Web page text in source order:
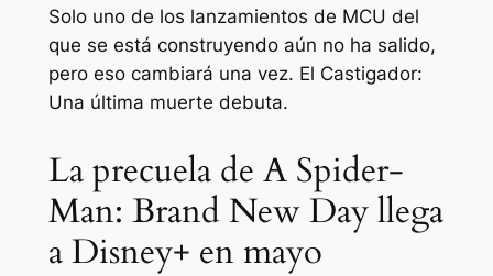
Solo uno de los lanzamientos de MCU del
que se está construyendo aún no ha salido,
pero eso cambiará una vez. El Castigador:
Una última muerte debuta.
La precuela de A Spider-
Man: Brand New Day llega
a Disney+ en mayo